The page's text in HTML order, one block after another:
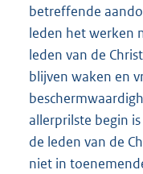
betreffende
leden het werken
leden van de
blijven waken en
allerprilste begin
de leden van de
niet in